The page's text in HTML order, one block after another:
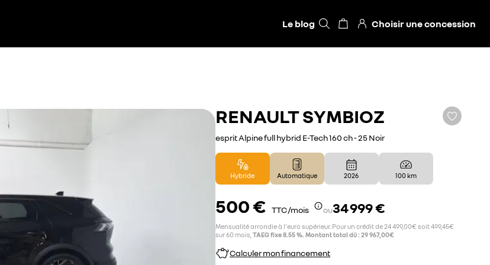
Le blog Choisir une concession
RENAULTSYMBIOZ
esprit Alpine full hybrid E-Tech 160 ch - 25 Noir
Hybride Automatique 2026 100 km
500 € TTC /mois ou34 999 €
Mensualité arrondie à l'euro supérieur. Pour un crédit de 24 499,00€ soit 499,45€
sur 60 mois, TAEG fixe 8.55 %. Montant total dû : 29 967,00€
Calculer mon financement